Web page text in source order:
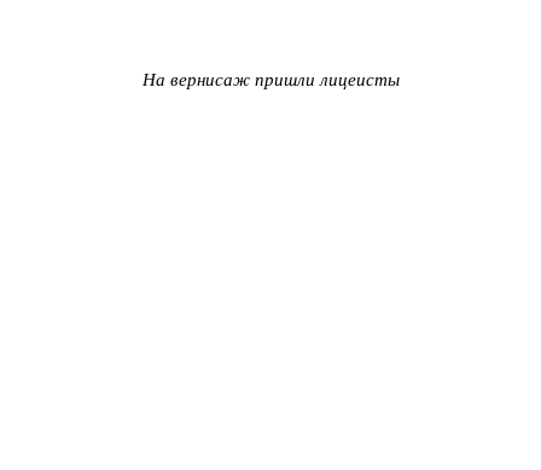
На вернисаж пришли лицеисты